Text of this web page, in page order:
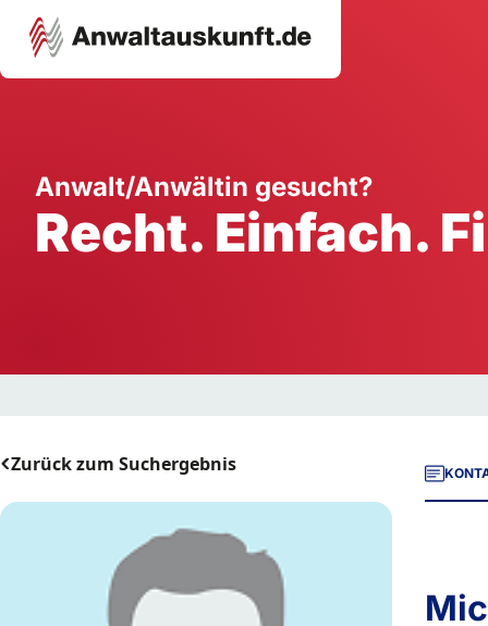
Ausbildung
Handwerk
Dienstleistung
Anwalt/Anwältin gesucht?
Recht. Einfach.
Zurück zum Suchergebnis